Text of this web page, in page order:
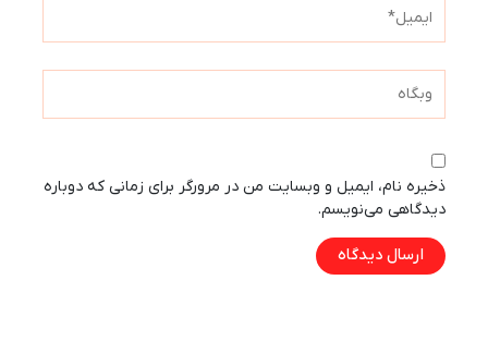
ذخیره نام، ایمیل و وبسایت من در مرورگر برای زمانی که دوباره
دیدگاهی می‌نویسم.